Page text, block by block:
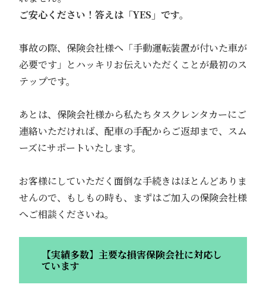
ご安心ください！答えは「YES」です。
事故の際、保険会社様へ「手動運転装置が付いた車が
必要です」とハッキリお伝えいただくことが最初のス
テップです。
あとは、保険会社様から私たちタスクレンタカーにご
連絡いただければ、配車の手配からご返却まで、スム
ーズにサポートいたします。
お客様にしていただく面倒な手続きはほとんどありま
せんので、もしもの時も、まずはご加入の保険会社様
へご相談くださいね。
【実績多数】主要な損害保険会社に対応し
ています